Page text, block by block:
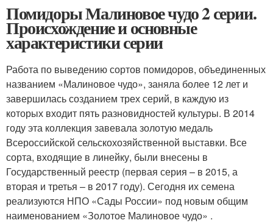
Помидоры Малиновое чудо 2 серии.
Происхождение и основные
характеристики серии
Работа по выведению сортов помидоров, объединенных
названием «Малиновое чудо», заняла более 12 лет и
завершилась созданием трех серий, в каждую из
которых входит пять разновидностей культуры. В 2014
году эта коллекция завевала золотую медаль
Всероссийской сельскохозяйственной выставки. Все
сорта, входящие в линейку, были внесены в
Государственный реестр (первая серия – в 2015, а
вторая и третья – в 2017 году). Сегодня их семена
реализуются НПО «Сады России» под новым общим
наименованием «Золотое Малиновое чудо» .